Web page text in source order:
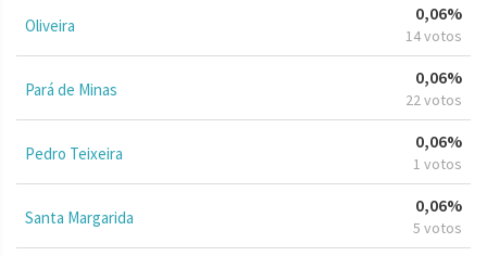
Oliveira
0,06%
14 votos
Pará de Minas
0,06%
22 votos
Pedro Teixeira
0,06%
1 votos
Santa Margarida
0,06%
5 votos